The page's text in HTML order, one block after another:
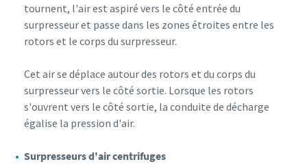
tournent, l'air est aspiré vers le côté entrée du
surpresseur et passe dans les zones étroites entre les
rotors et le corps du surpresseur.
Cet air se déplace autour des rotors et du corps du
surpresseur vers le côté sortie. Lorsque les rotors
s'ouvrent vers le côté sortie, la conduite de décharge
égalise la pression d'air.
Surpresseurs d'air centrifuges